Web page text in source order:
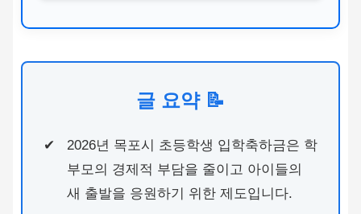
글 요약 📝
2026년 목포시 초등학생 입학축하금은 학
부모의 경제적 부담을 줄이고 아이들의
새 출발을 응원하기 위한 제도입니다.